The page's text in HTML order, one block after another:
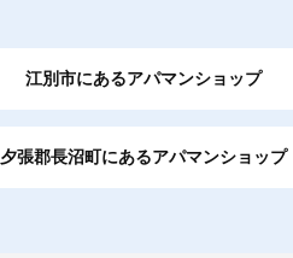
江別市にあるアパマンショップ
夕張郡長沼町にあるアパマンショップ